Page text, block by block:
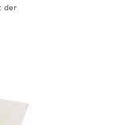
der